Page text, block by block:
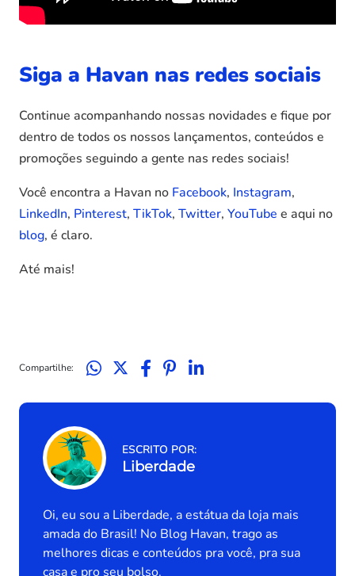
Siga a Havan nas redes sociais
Continue acompanhando nossas novidades e fique por
dentro de todos os nossos lançamentos, conteúdos e
promoções seguindo a gente nas redes sociais!
Você encontra a Havan no Facebook, Instagram,
LinkedIn, Pinterest, TikTok, Twitter, YouTube e aqui no
blog, é claro.
Até mais!
Compartilhe:
ESCRITO POR:
Liberdade
Oi, eu sou a Liberdade, a estátua da loja mais
amada do Brasil! No Blog Havan, trago as
melhores dicas e conteúdos pra você, pra sua
casa e pro seu bolso.